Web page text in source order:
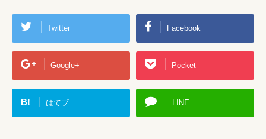
Twitter Facebook
Google+ Pocket
B! はてブ LINE